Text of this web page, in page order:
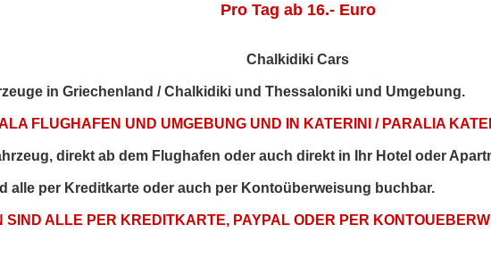
Pro Tag ab 16.- Euro
Chalkidiki Cars
in Griechenland / Chalkidiki und Thessaloniki und Umgebung.
FLUGHAFEN UND UMGEBUNG UND IN KATERINI / PARALIA
direkt ab dem Flughafen oder auch direkt in Ihr Hotel oder
alle per Kreditkarte oder auch per Kontoüberweisung buchbar.
SIND ALLE PER KREDITKARTE, PAYPAL ODER PER